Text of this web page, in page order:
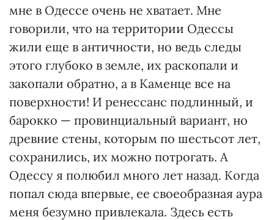
мне в Одессе очень не хватает. Мне
говорили, что на территории Одессы
жили еще в античности, но ведь следы
этого глубоко в земле, их раскопали и
закопали обратно, а в Каменце все на
поверхности! И ренессанс подлинный, и
барокко — провинциальный вариант, но
древние стены, которым по шестьсот лет,
сохранились, их можно потрогать. А
Одессу я полюбил много лет назад. Когда
попал сюда впервые, ее своеобразная аура
меня безумно привлекала. Здесь есть